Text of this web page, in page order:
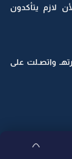
لازم يتأكدون
واتصـلت على
وعدلتـ